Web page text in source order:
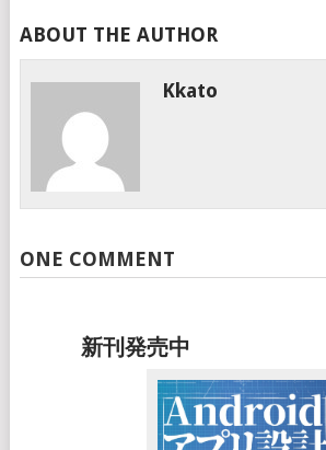
ABOUT THE AUTHOR
Kkato
ONE COMMENT
新刊発売中